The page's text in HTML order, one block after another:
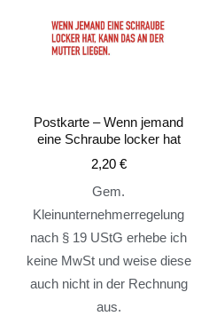
Postkarte – Wenn jemand
eine Schraube locker hat
2,20 €
Gem.
Kleinunternehmerregelung
nach § 19 UStG erhebe ich
keine MwSt und weise diese
auch nicht in der Rechnung
aus.